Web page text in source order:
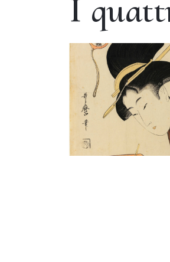
I